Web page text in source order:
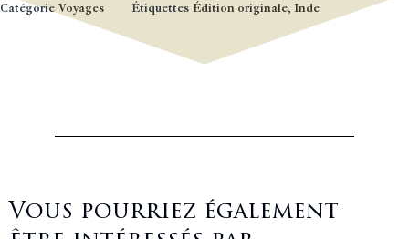
Catégorie Voyages Étiquettes Édition originale, Inde
Vous pourriez également